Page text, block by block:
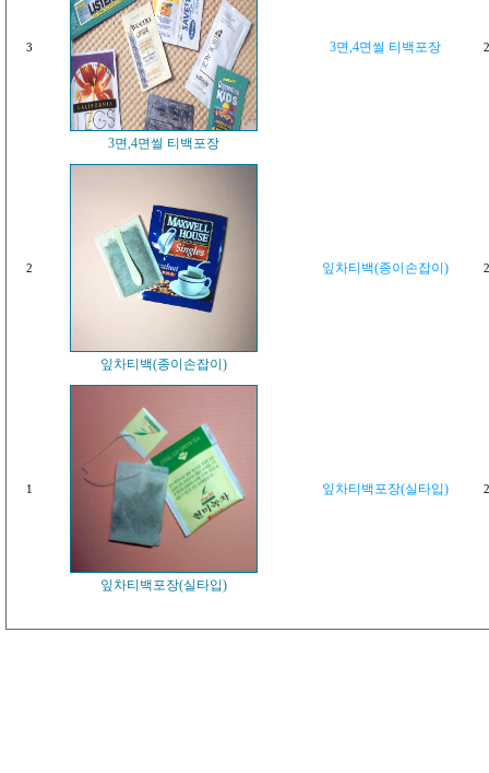
3
3면,4면씰 티백포장
3면,4면씰 티백포장
2
잎차티백(종이손잡이)
잎차티백(종이손잡이)
1
잎차티백포장(실타입)
잎차티백포장(실타입)